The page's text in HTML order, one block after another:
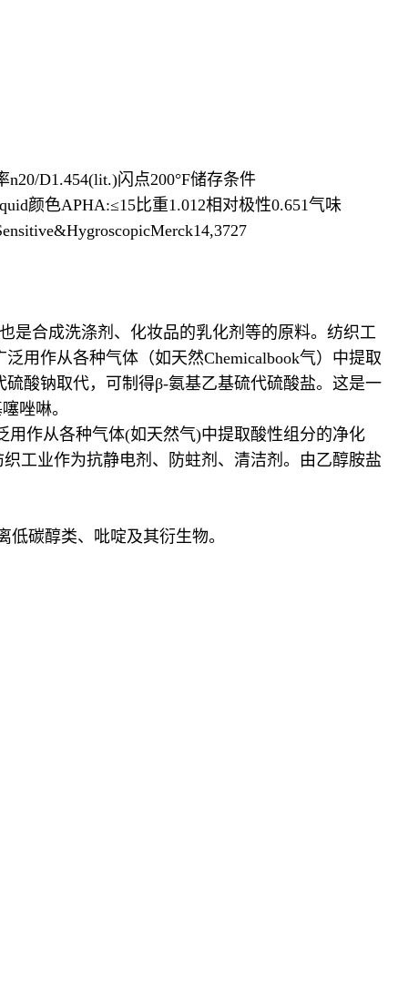
n20/D1.454(lit.)闪点200°F储存条件
颜色APHA:≤15比重1.012相对极性0.651气味
是合成洗涤剂、化妆品的乳化剂等的原料。纺织工
用作从各种气体（如天然Chemicalbook气）中提取
酸钠取代，可制得β-氨基乙基硫代硫酸盐。这是一
唑啉。
作从各种气体(如天然气)中提取酸性组分的净化
工业作为抗静电剂、防蛀剂、清洁剂。由乙醇胺盐
碳醇类、吡啶及其衍生物。